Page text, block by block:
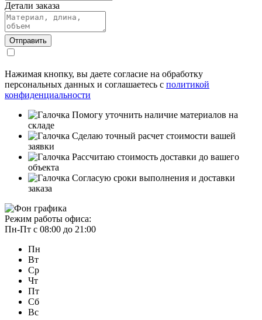
Детали заказа
Нажимая кнопку, вы даете согласие на обработку
персональных данных и соглашаетесь с политикой
конфиденциальности
Помогу уточнить наличие материалов на
складе
Сделаю точный расчет стоимости вашей
заявки
Рассчитаю стоимость доставки до вашего
объекта
Согласую сроки выполнения и доставки
заказа
Режим работы офиса:
Пн-Пт с 08:00 до 21:00
Пн
Вт
Ср
Чт
Пт
Сб
Вс